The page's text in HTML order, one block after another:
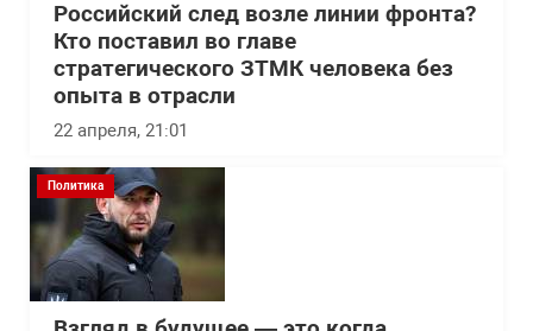
Российский след возле линии фронта?
Кто поставил во главе
стратегического ЗТМК человека без
опыта в отрасли
22 апреля, 21:01
Политика